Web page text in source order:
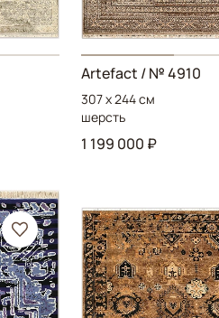
Artefact / № 4910
307 x 244 см
шерсть
1 199 000 ₽